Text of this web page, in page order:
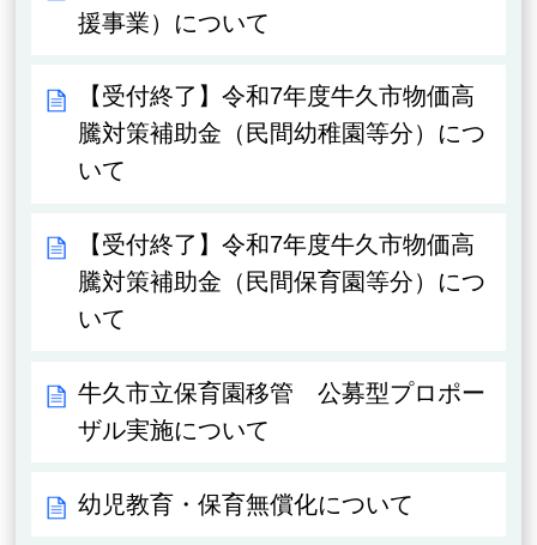
援事業）について
【受付終了】令和7年度牛久市物価高
騰対策補助金（民間幼稚園等分）につ
いて
【受付終了】令和7年度牛久市物価高
騰対策補助金（民間保育園等分）につ
いて
牛久市立保育園移管 公募型プロポー
ザル実施について
幼児教育・保育無償化について